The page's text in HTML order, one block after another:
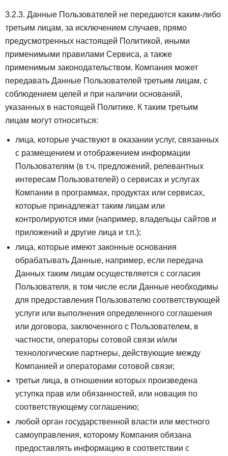
3.2.3. Данные Пользователей не передаются каким-либо
третьим лицам, за исключением случаев, прямо
предусмотренных настоящей Политикой, иными
применимыми правилами Сервиса, а также
применимым законодательством. Компания может
передавать Данные Пользователей третьим лицам, с
соблюдением целей и при наличии оснований,
указанных в настоящей Политике. К таким третьим
лицам могут относиться:
лица, которые участвуют в оказании услуг, связанных
с размещением и отображением информации
Пользователям (в т.ч. предложений, релевантных
интересам Пользователей) о сервисах и услугах
Компании в программах, продуктах или сервисах,
которые принадлежат таким лицам или
контролируются ими (например, владельцы сайтов и
приложений и другие лица и т.п.);
лица, которые имеют законные основания
обрабатывать Данные, например, если передача
Данных таким лицам осуществляется с согласия
Пользователя, в том числе если Данные необходимы
для предоставления Пользователю соответствующей
услуги или выполнения определенного соглашения
или договора, заключенного с Пользователем, в
частности, операторы сотовой связи и/или
технологические партнеры, действующие между
Компанией и операторами сотовой связи;
третьи лица, в отношении которых произведена
уступка прав или обязанностей, или новация по
соответствующему соглашению;
любой орган государственной власти или местного
самоуправления, которому Компания обязана
предоставлять информацию в соответствии с